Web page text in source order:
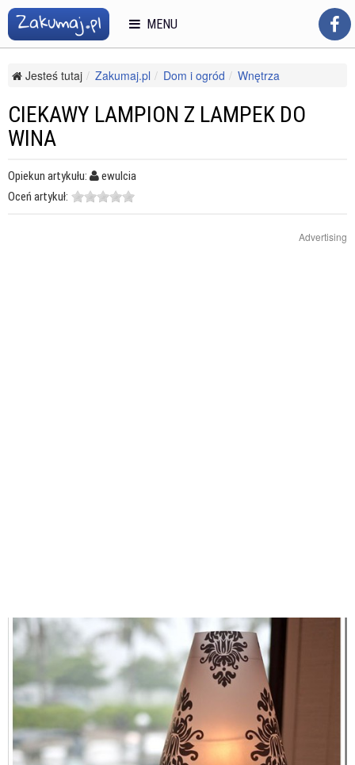
Jesteś tutaj Zakumaj.pl Dom i ogród
Wnętrza
CIEKAWY LAMPION Z LAMPEK DO
WINA
Opiekun artykułu:
ewulcia
Oceń artykuł:
Advertising
MENU